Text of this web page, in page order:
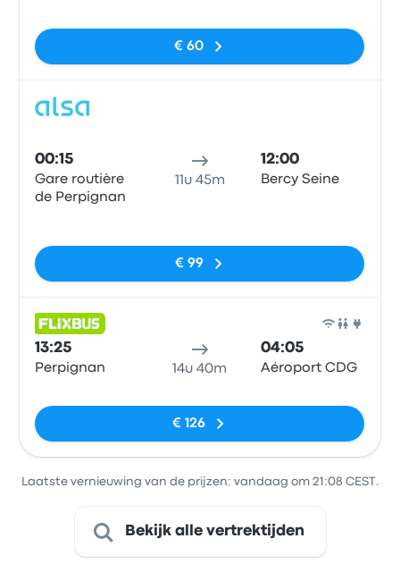
€ 60
00:15
Gare routière
de Perpignan
11u 45m
12:00
Bercy Seine
€ 99
13:25
Perpignan 14u 40m
04:05
Aéroport CDG
€ 126
Laatste vernieuwing van de prijzen: vandaag om 21:08 CEST.
Bekijk alle vertrektijden